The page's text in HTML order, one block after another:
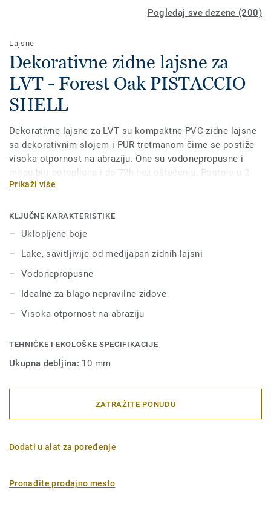
Pogledaj sve dezene (200)
Lajsne
Dekorativne zidne lajsne za
LVT - Forest Oak PISTACCIO
SHELL
Dekorativne lajsne za LVT su kompaktne PVC zidne lajsne
sa dekorativnim slojem i PUR tretmanom čime se postiže
visoka otpornost na abraziju. One su vodonepropusne i
mogu biti potopljene i do 72h bez oštećenja. Postoje u 2
visine - 6 mm i 8 mm (Ultimate asortiman) i u
Dekorativne zidne lajsne su kompatibilne sa LVT podovima
(lepljenje, klik sistem i loose-lay).
Prikaži više
KLJUČNE KARAKTERISTIKE
Uklopljene boje
Lake, savitljivije od medijapan zidnih lajsni
Vodonepropusne
Idealne za blago nepravilne zidove
Visoka otpornost na abraziju
TEHNIČKE I EKOLOŠKE SPECIFIKACIJE
Ukupna debljina: 10 mm
ZATRAŽITE PONUDU
Dodati u alat za poređenje
Pronađite prodajno mesto